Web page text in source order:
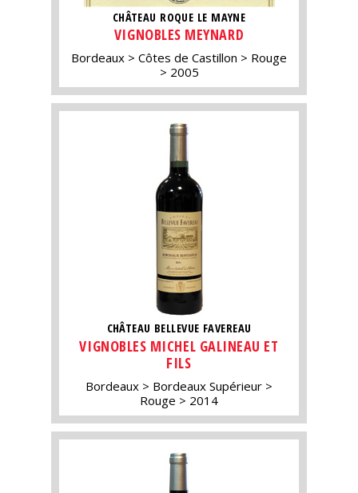
CHÂTEAU ROQUE LE MAYNE
VIGNOBLES MEYNARD
Bordeaux Côtes de Castillon
Rouge
2005
CHÂTEAU BELLEVUE FAVEREAU
VIGNOBLES MICHEL GALINEAU ET
FILS
Bordeaux
Bordeaux Supérieur
Rouge
2014